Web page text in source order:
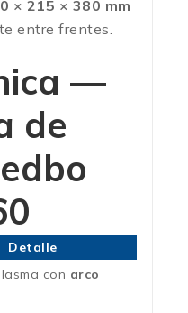
× 215 × 380 mm
entre frentes.
—
de
Detalle
con arco